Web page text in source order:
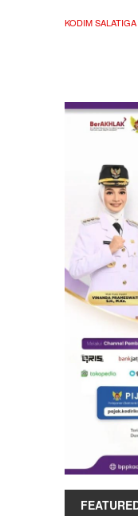
KODIM SALATIGA